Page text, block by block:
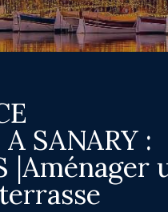
SANARY :
|Aménager